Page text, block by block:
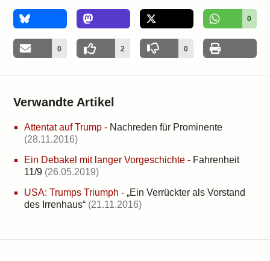
0
0 2 0
Verwandte Artikel
Attentat auf Trump - Nachreden für Prominente
(28.11.2016)
Ein Debakel mit langer Vorgeschichte - Fahrenheit
11/9 (26.05.2019)
USA: Trumps Triumph - „Ein Verrückter als Vorstand
des Irrenhaus“ (21.11.2016)